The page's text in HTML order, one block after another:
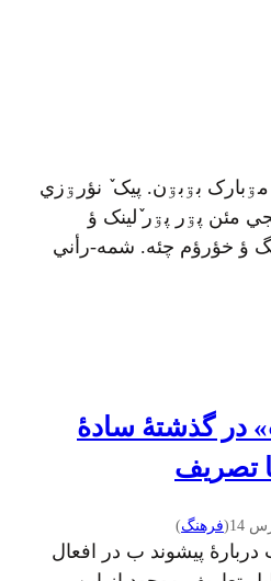
رو که گمان میکردم
بۊبۊن. پیک ٚ نؤرۊزي
مئن پۊر پۊر ٚلينک ؤ
ؤ خؤرؤم چئه. شمه-رأني
مایي» یته داستؤن ٚ نؤمه کي
داستؤن کي زأکؤن ئبه…
در گذشتهٔ سادهٔ
تصریف
(فرهنگ)
پیشوند ب در افعال